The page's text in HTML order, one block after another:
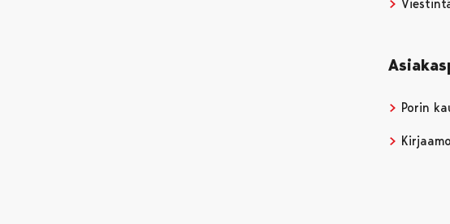
Porin
Kirjaamo